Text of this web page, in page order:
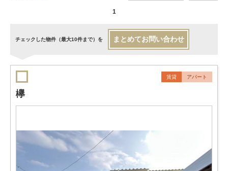
1
チェックした物件（最大10件まで）を まとめてお問い合わせ
賃貸 アパート
欅